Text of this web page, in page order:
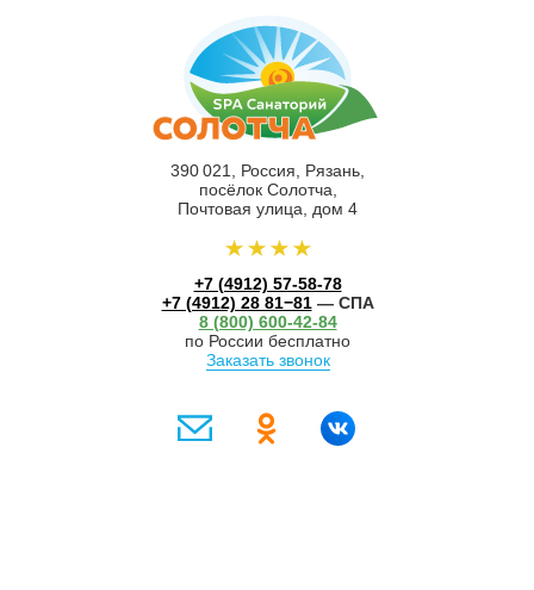
390 021, Россия, Рязань,
посёлок Солотча,
Почтовая улица, дом 4
+7 (4912) 57-58-78
+7 (4912) 28 81−81— СПА
8 (800) 600-42-84
по России бесплатно
Заказать звонок